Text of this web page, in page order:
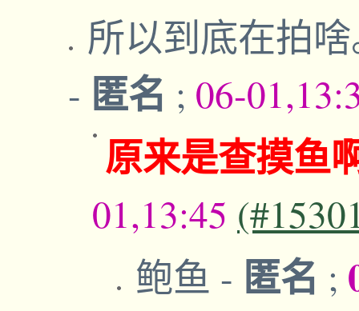
所以到底在拍
- 匿名 ; 06-
原来是查摸鱼
01,13:45
鲍鱼 - 匿名 ;